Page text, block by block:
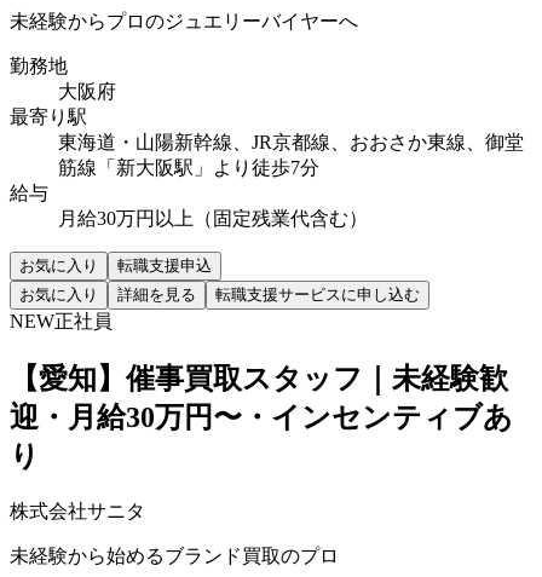
未経験からプロのジュエリーバイヤーへ
勤務地
大阪府
最寄り駅
東海道・山陽新幹線、JR京都線、おおさか東線、御堂
筋線「新大阪駅」より徒歩7分
給与
月給30万円以上（固定残業代含む）
お気に入り
転職支援申込
お気に入り
詳細を見る 転職支援サービスに申し込む
NEW正社員
【愛知】催事買取スタッフ｜未経験歓
迎・月給30万円〜・インセンティブあ
り
株式会社サニタ
未経験から始めるブランド買取のプロ